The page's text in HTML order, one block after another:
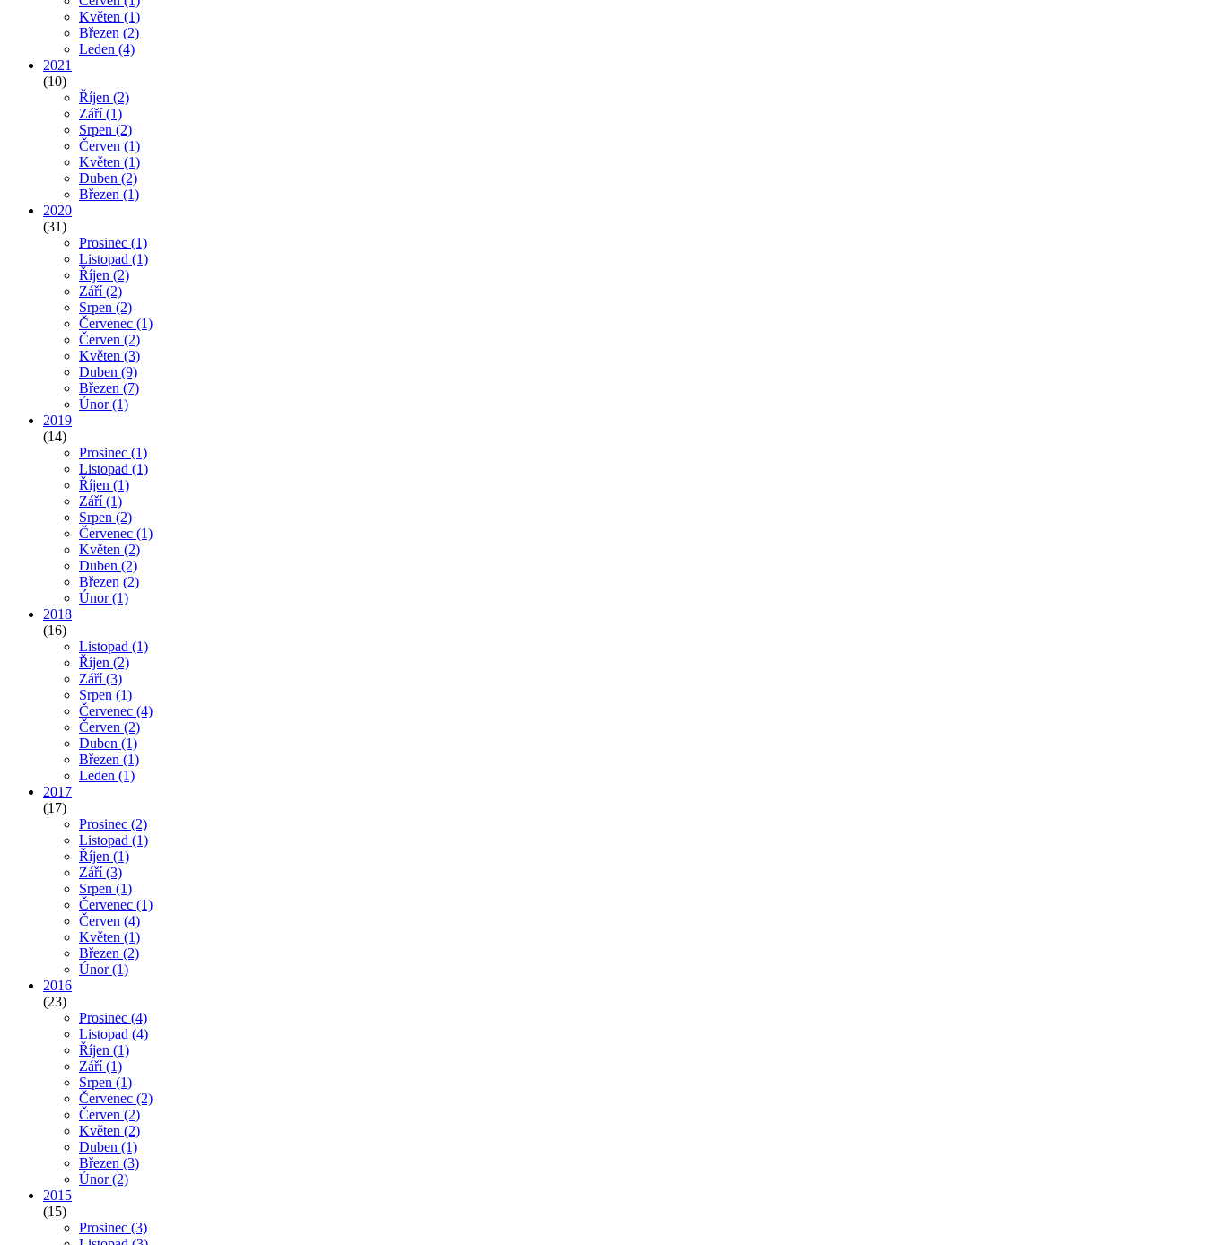
Květen (1)
Březen (2)
Leden (4)
2021
(10)
Říjen (2)
Září(1)
Srpen (2)
Červen (1)
Květen (1)
Duben (2)
Březen (1)
2020
(31)
Prosinec (1)
Listopad (1)
Říjen (2)
Září(2)
Srpen (2)
Červenec (1)
Červen (2)
Květen (3)
Duben (9)
Březen (7)
Únor(1)
2019
(14)
Prosinec (1)
Listopad (1)
Říjen (1)
Září(1)
Srpen (2)
Červenec (1)
Květen (2)
Duben (2)
Březen (2)
Únor(1)
2018
(16)
Listopad (1)
Říjen (2)
Září(3)
Srpen (1)
Červenec (4)
Červen (2)
Duben (1)
Březen (1)
Leden (1)
2017
(17)
Prosinec (2)
Listopad (1)
Říjen (1)
Září(3)
Srpen (1)
Červenec (1)
Červen (4)
Květen (1)
Březen (2)
Únor(1)
2016
(23)
Prosinec (4)
Listopad (4)
Říjen (1)
Září(1)
Srpen (1)
Červenec (2)
Červen (2)
Květen (2)
Duben (1)
Březen (3)
Únor(2)
2015
(15)
Prosinec (3)